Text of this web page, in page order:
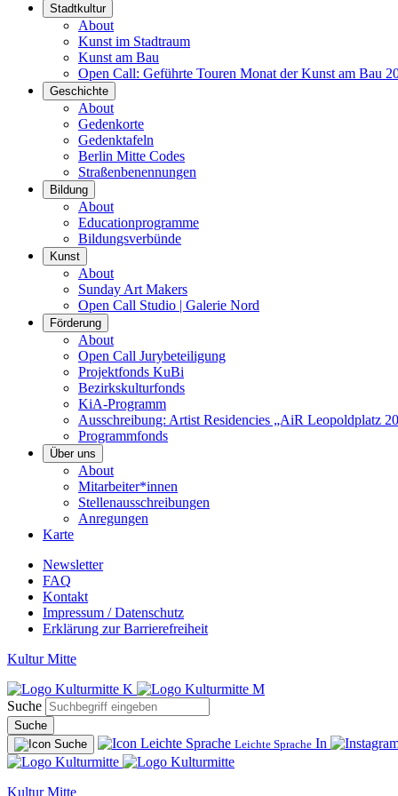
Stadtkultur
About
Kunst im Stadtraum
Kunst am Bau
Open Call: Geführte Touren Monat der Kunst am Bau
Geschichte
About
Gedenkorte
Gedenktafeln
Berlin Mitte Codes
Straßenbenennungen
Bildung
About
Educationprogramme
Bildungsverbünde
Kunst
About
Sunday Art Makers
Open Call Studio | Galerie Nord
Förderung
About
Open Call Jurybeteiligung
Projektfonds KuBi
Bezirkskulturfonds
KiA-Programm
Ausschreibung: Artist Residencies „AiR Leopoldplatz
Programmfonds
Über uns
About
Mitarbeiter*innen
Stellenausschreibungen
Anregungen
Karte
Newsletter
FAQ
Kontakt
Impressum / Datenschutz
Erklärung zur Barrierefreiheit
Kultur Mitte
Suche
Suche
Leichte Sprache In
Kultur Mitte